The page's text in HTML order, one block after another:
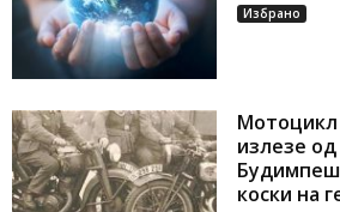
Избрано
Мотоцикл
излезе
коски на